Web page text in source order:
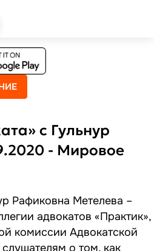
с Гульнур
- Мировое
Рафиковна Метелева –
адвокатов «Практик»,
комиссии Адвокатской
о том, как